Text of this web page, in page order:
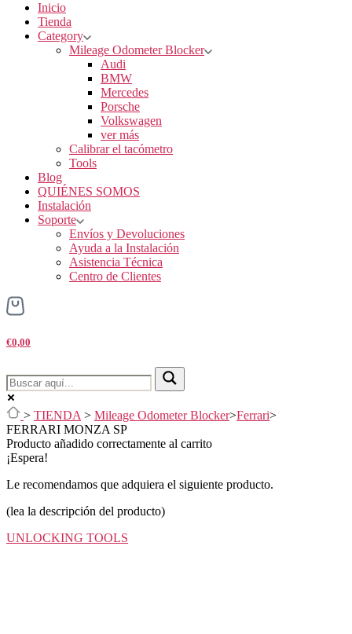
Inicio
Tienda
Category
Mileage Odometer Blocker
Audi
BMW
Mercedes
Porsche
Volkswagen
ver más
Calibrar el tacómetro
Tools
Blog
QUIÉNES SOMOS
Instalación
Soporte
Envíos y Devoluciones
Ayuda a la Instalación
Asistencia Técnica
Centro de Clientes
€0,00
> TIENDA > Mileage Odometer Blocker>Ferrari>
FERRARI MONZA SP
Producto añadido correctamente al carrito
¡Espera!
Le recomendamos que adquiera el siguiente producto.
(lea la descripción del producto)
UNLOCKING TOOLS